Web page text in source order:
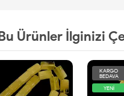
Ürünler İlginizi
KARGO
BEDAVA
YENİ